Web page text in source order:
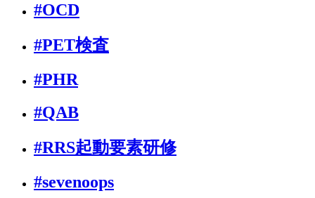
#OCD
#PET検査
#PHR
#QAB
#RRS起動要素研修
#sevenoops